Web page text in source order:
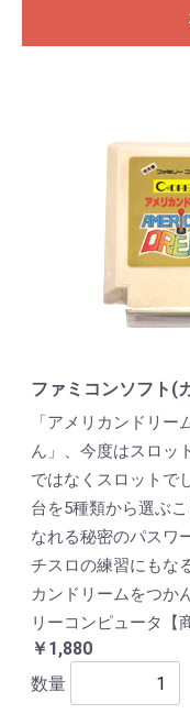
ファミコンソフト(
「アメリカンドリー
ん」、今度はスロッ
ではなくスロットで
台を5種類から選ぶ
なれる秘密のパスワ
チスロの練習にもな
カンドリームをつか
リーコンピュータ【
￥1,880
数量